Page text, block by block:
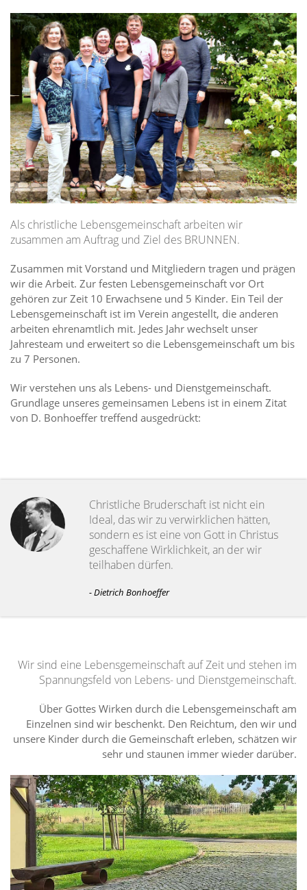
Als christliche Lebensgemeinschaft arbeiten wir
zusammen am Auftrag und Ziel des BRUNNEN.
Zusammen mit Vorstand und Mitgliedern tragen und prägen
wir die Arbeit. Zur festen Lebensgemeinschaft vor Ort
gehören zur Zeit 10 Erwachsene und 5 Kinder. Ein Teil der
Lebensgemeinschaft ist im Verein angestellt, die anderen
arbeiten ehrenamtlich mit. Jedes Jahr wechselt unser
Jahresteam und erweitert so die Lebensgemeinschaft um bis
zu 7 Personen.
Wir verstehen uns als Lebens- und Dienstgemeinschaft.
Grundlage unseres gemeinsamen Lebens ist in einem Zitat
von D. Bonhoeffer treffend ausgedrückt:
Christliche Bruderschaft ist nicht ein
Ideal, das wir zu verwirklichen hätten,
sondern es ist eine von Gott in Christus
geschaffene Wirklichkeit, an der wir
teilhaben dürfen.
- Dietrich Bonhoeffer
Wir sind eine Lebensgemeinschaft auf Zeit und stehen im
Spannungsfeld von Lebens- und Dienstgemeinschaft.
Über Gottes Wirken durch die Lebensgemeinschaft am
Einzelnen sind wir beschenkt. Den Reichtum, den wir und
unsere Kinder durch die Gemeinschaft erleben, schätzen wir
sehr und staunen immer wieder darüber.